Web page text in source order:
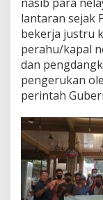
lantaran sejak
bekerja justru
perahu/kapal
dan
pengerukan
perintah